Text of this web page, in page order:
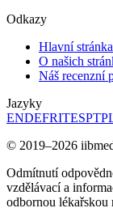
Odkazy
Hlavní stránka
O našich
Náš recenzní
Jazyky
ENDEFRITESPT
© 2019–2026
Odmítnutí
vzdělávací a
odbornou